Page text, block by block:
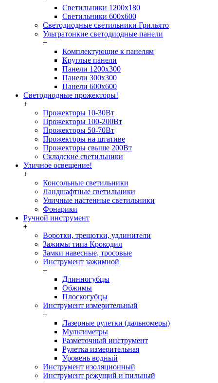
Светильники 1200х180
Светильники 600х600
Светодиодные светильники Грильято
Ультратонкие светодиодные панели
+
Комплектующие к панелям
Круглые панели
Панели 1200х300
Панели 300х300
Панели 600х600
Светодиодные прожекторы!
+
Прожекторы 10-30Вт
Прожекторы 100-200Вт
Прожекторы 50-70Вт
Прожекторы на штативе
Прожекторы свыше 200Вт
Складские светильники
Уличное освещение!
+
Консольные светильники
Ландшафтные светильники
Уличные настенные светильники
Фонарики
Ручной инструмент
+
Воротки, трещотки, удлинители
Зажимы типа Крокодил
Замки навесные, тросовые
Инструмент зажимной
+
Длинногубцы
Обжимы
Плоскогубцы
Инструмент измерительный
+
Лазерные рулетки (дальномеры)
Мультиметры
Разметочный инструмент
Рулетка измерительная
Уровень водный
Инструмент изоляционный
Инструмент режущий и пильный